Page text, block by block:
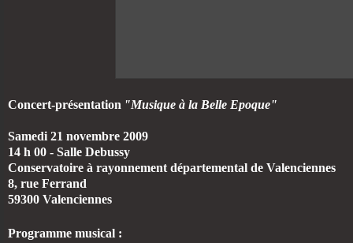
Concert-présentation "Musique à la Belle Epoque"
Samedi 21 novembre 2009
14 h 00 - Salle Debussy
Conservatoire à rayonnement départemental de Valenciennes
8, rue Ferrand
59300 Valenciennes
Programme musical :